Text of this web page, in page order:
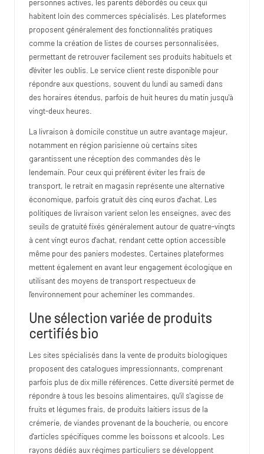
personnes actives, les parents débordés ou ceux qui
habitent loin des commerces spécialisés. Les plateformes
proposent généralement des fonctionnalités pratiques
comme la création de listes de courses personnalisées,
permettant de retrouver facilement ses produits habituels et
d'éviter les oublis. Le service client reste disponible pour
répondre aux questions, souvent du lundi au samedi dans
des horaires étendus, parfois de huit heures du matin jusqu'à
vingt-deux heures.
La livraison à domicile constitue un autre avantage majeur,
notamment en région parisienne où certains sites
garantissent une réception des commandes dès le
lendemain. Pour ceux qui préfèrent éviter les frais de
transport, le retrait en magasin représente une alternative
économique, parfois gratuit dès cinq euros d'achat. Les
politiques de livraison varient selon les enseignes, avec des
seuils de gratuité fixés généralement autour de quatre-vingts
à cent vingt euros d'achat, rendant cette option accessible
même pour des paniers modestes. Certaines plateformes
mettent également en avant leur engagement écologique en
utilisant des moyens de transport respectueux de
l'environnement pour acheminer les commandes.
Une sélection variée de produits
certifiés bio
Les sites spécialisés dans la vente de produits biologiques
proposent des catalogues impressionnants, comprenant
parfois plus de dix mille références. Cette diversité permet de
répondre à tous les besoins alimentaires, qu'il s'agisse de
fruits et légumes frais, de produits laitiers issus de la
crémerie, de viandes provenant de la boucherie, ou encore
d'articles spécifiques comme les boissons et alcools. Les
rayons dédiés aux régimes particuliers se développent